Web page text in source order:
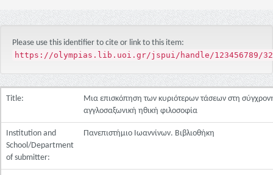
Please use this identifier to cite or link to this item:
https://olympias.lib.uoi.gr/jspui/handle/123456789/
Title:
Μια επισκόπηση των κυριότερων τάσεων στη
αγγλοσαξωνική ηθική φιλοσοφία
Institution and
School/Department
of submitter:
Πανεπιστήμιο Ιωαννίνων. Βιβλιοθήκη